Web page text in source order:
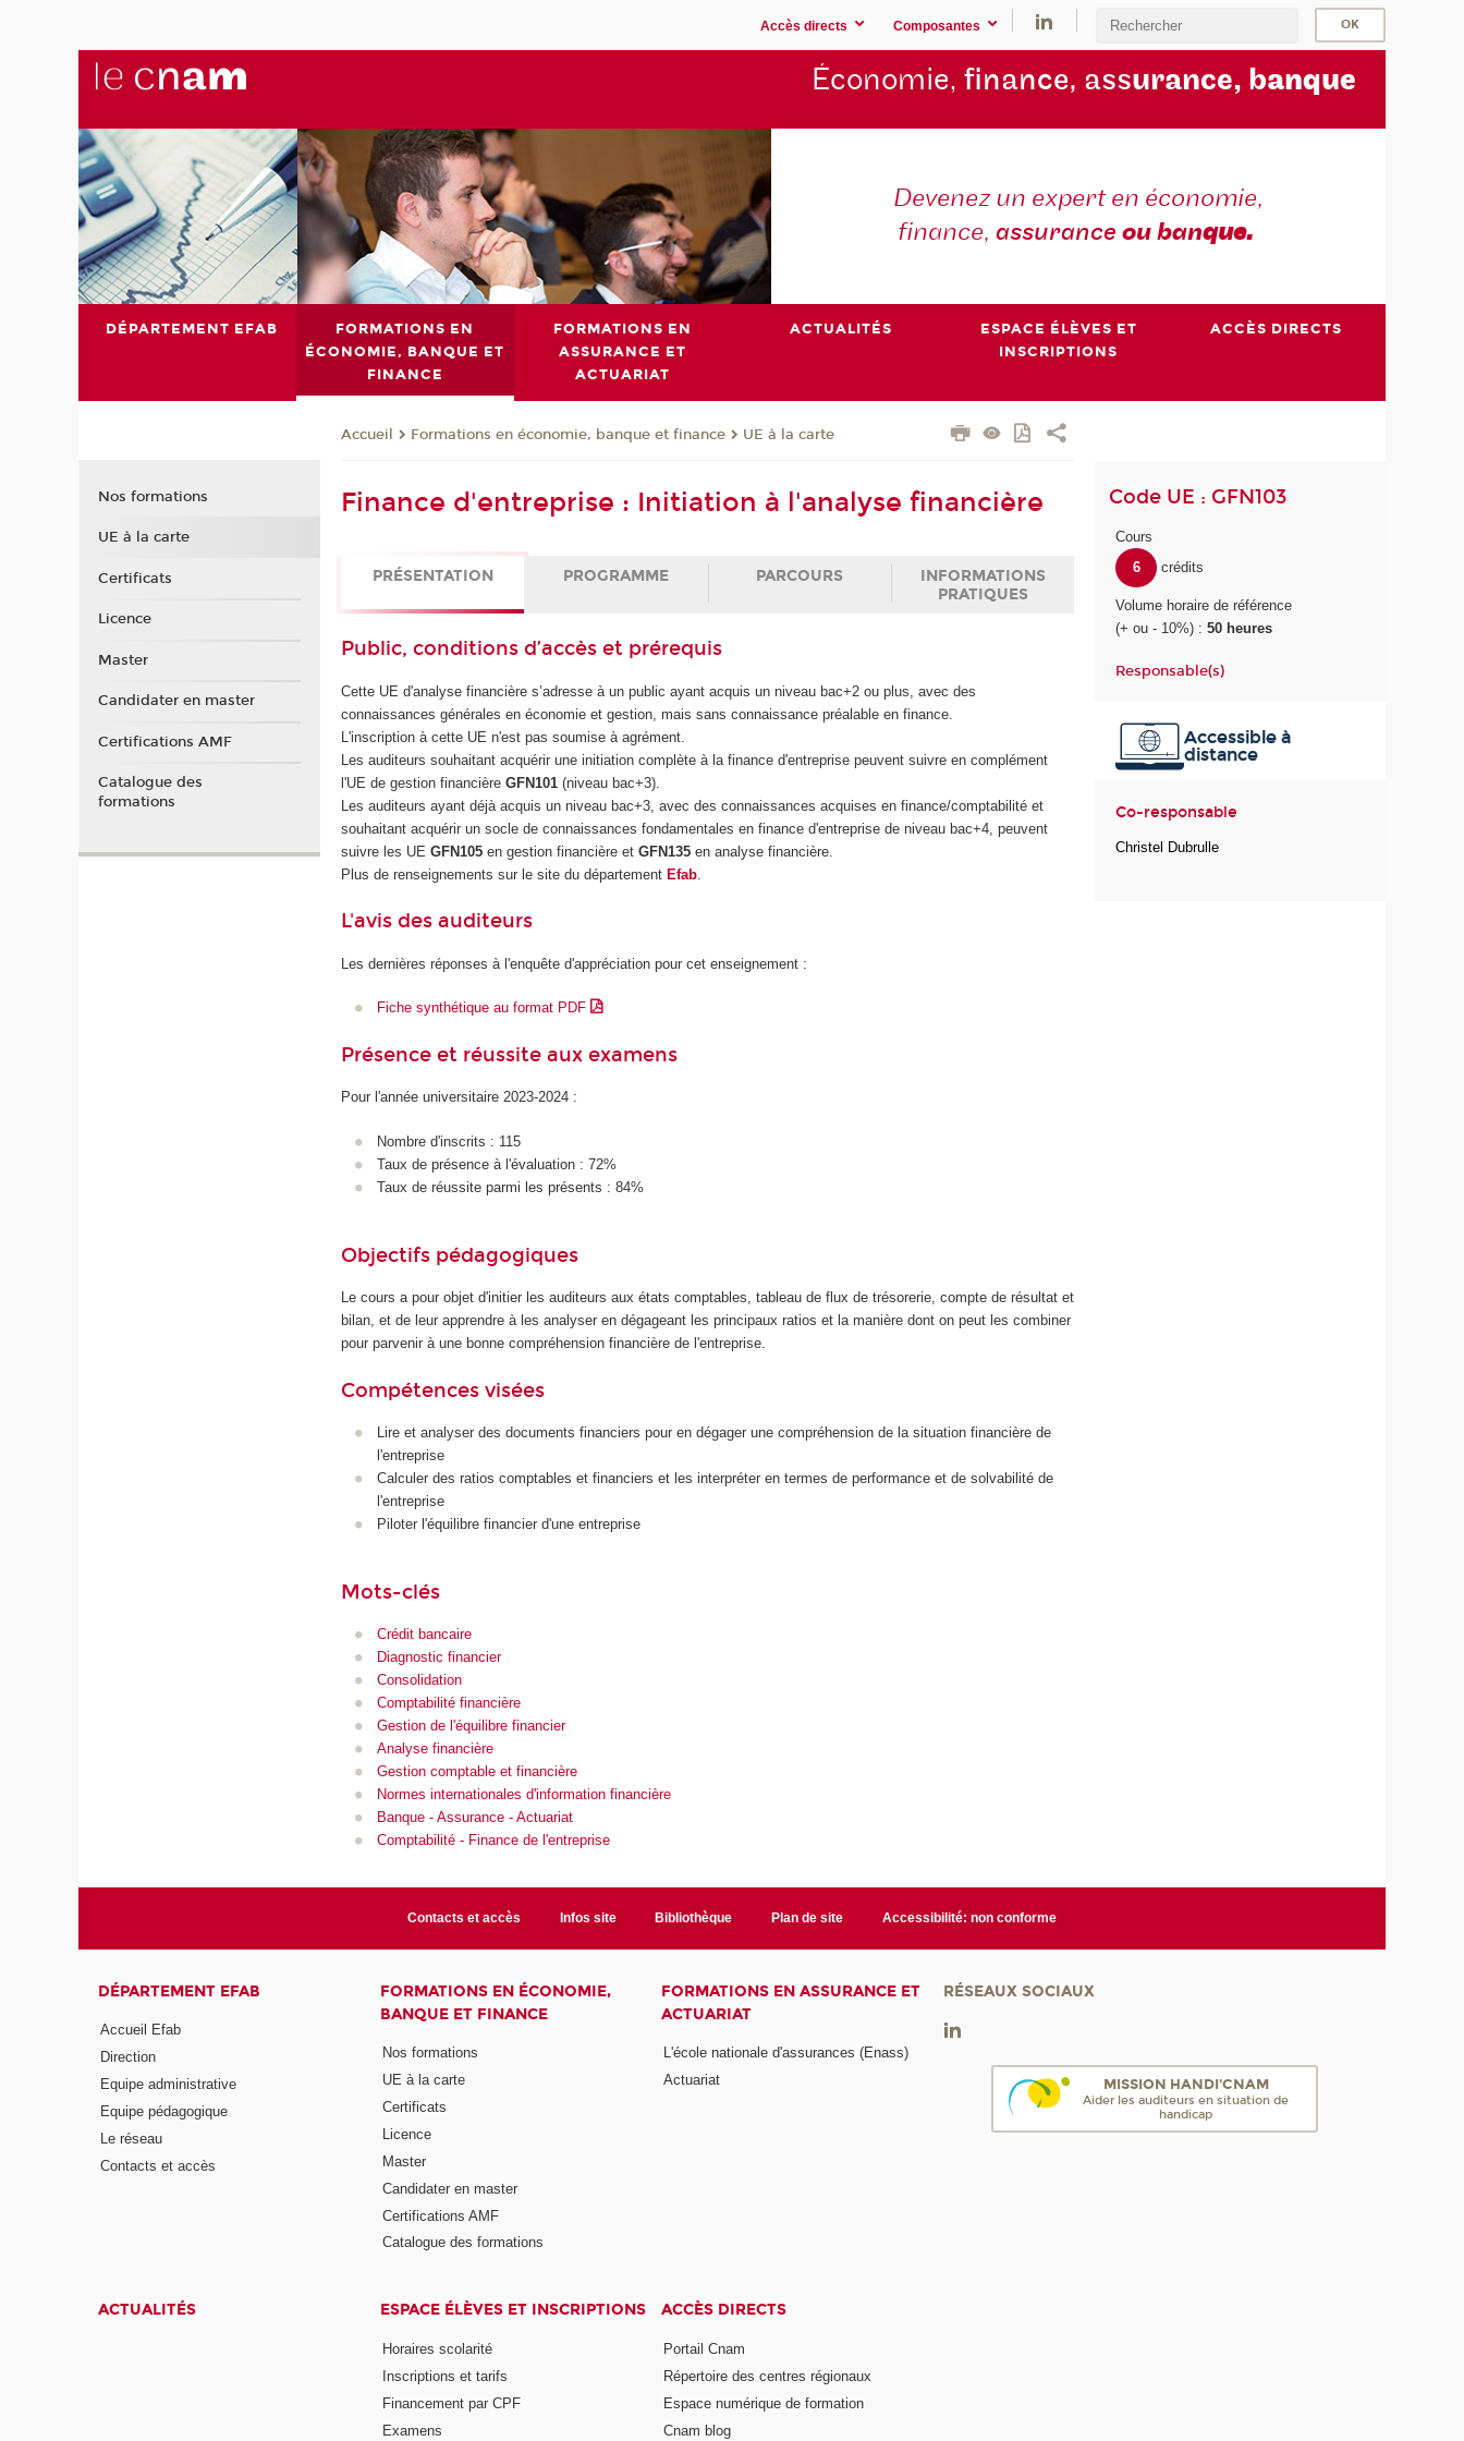
Accès directs Composantes
Économie, finance, assurance, banque
Devenez un expert en économie,
finance, assurance ou banque.
DÉPARTEMENT EFAB
FORMATIONS EN
ÉCONOMIE, BANQUE ET
FINANCE
FORMATIONS EN
ASSURANCE ET
ACTUARIAT
ACTUALITÉS
ESPACE ÉLÈVES ET
INSCRIPTIONS
ACCÈS DIRECTS
Accueil Formations en économie, banque et finance UE à la carte
Finance d'entreprise : Initiation à l'analyse financière
PRÉSENTATION PROGRAMME PARCOURS
INFORMATIONS
PRATIQUES
Public, conditions d’accès et prérequis
Cette UE d'analyse financière s’adresse à un public ayant acquis un niveau bac+2 ou plus, avec des
connaissances générales en économie et gestion, mais sans connaissance préalable en finance.
L'inscription à cette UE n'est pas soumise à agrément.
Les auditeurs souhaitant acquérir une initiation complète à la finance d'entreprise peuvent suivre en complément
l'UE de gestion financièreGFN101 (niveau bac+3).
Les auditeurs ayant déjà acquis un niveau bac+3, avec des connaissances acquises en finance/comptabilité et
souhaitant acquérir un socle de connaissances fondamentales en finance d'entreprise de niveau bac+4, peuvent
suivre les UEGFN105en gestion financière etGFN135 en analyse financière.
Plus de renseignements sur le site du département Efab
L'avis des auditeurs
Les dernières réponses à l'enquête d'appréciation pour cet enseignement :
Fiche synthétique au format PDF
Présence et réussite aux examens
Pour l'année universitaire 2023-2024 :
Nombre d'inscrits : 115
Taux de présence à l'évaluation : 72%
Taux de réussite parmi les présents : 84%
Objectifs pédagogiques
Le cours a pour objet d'initier les auditeurs aux états comptables, tableau de flux de trésorerie, compte de résultat et
bilan, et de leur apprendre à les analyser en dégageant les principaux ratios et la manière dont on peut les combiner
pour parvenir à une bonne compréhension financière de l'entreprise.
Compétences visées
Lire et analyser des documents financiers pour en dégager une compréhension de la situation financière de
l'entreprise
Calculer des ratios comptables et financiers et les interpréter en termes de performance et de solvabilité de
l'entreprise
Piloter l'équilibre financier d'une entreprise
Mots-clés
Crédit bancaire
Diagnostic financier
Consolidation
Comptabilité financière
Gestion de l'équilibre financier
Analyse financière
Gestion comptable et financière
Normes internationales d'information financière
Banque - Assurance - Actuariat
Comptabilité - Finance de l'entreprise
Code UE : GFN103
Cours
6
crédits
Volume horaire de référence
(+ ou - 10%) :50 heures
Responsable(s)
Accessible à
distance
Co-responsable
Christel Dubrulle
Nos formations
UE à la carte
Certificats
Licence
Master
Candidater en master
Certifications AMF
Catalogue des
formations
Contacts et accès Infos site Bibliothèque Plan de site Accessibilité: non conforme
DÉPARTEMENT EFAB
Accueil Efab
Direction
Equipe administrative
Equipe pédagogique
Le réseau
Contacts et accès
FORMATIONS EN ÉCONOMIE,
BANQUE ET FINANCE
Nos formations
UE à la carte
Certificats
Licence
Master
Candidater en master
Certifications AMF
Catalogue des formations
FORMATIONS EN ASSURANCE ET
ACTUARIAT
L'école nationale d'assurances (Enass)
Actuariat
ACTUALITÉS ESPACE ÉLÈVES ET INSCRIPTIONS
Horaires scolarité
Inscriptions et tarifs
Financement par CPF
Examens
ACCÈS DIRECTS
Portail Cnam
Répertoire des centres régionaux
Espace numérique de formation
Cnam blog
RÉSEAUX SOCIAUX
MISSION HANDI'CNAM
Aider les auditeurs en situation de
handicap